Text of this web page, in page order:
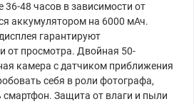
36-48 часов в зависимости от
аккумулятором на 6000 мАч.
гарантируют
от просмотра. Двойная 50-
камера с датчиком приближения
себя в роли фотографа,
смартфон. Защита от влаги и пыли